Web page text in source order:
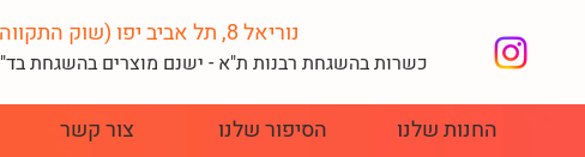
נוריאל 8, תל אביב יפו (שוק התקווה) | משלוחים בכל גוש דן
כשרות בהשגחת רבנות ת"א - ישנם מוצרים בהשגחת בד"
החנות שלנו הסיפור שלנו צור קשר